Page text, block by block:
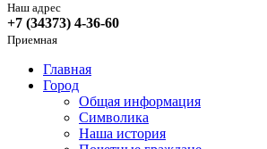
Наш адрес
+7 (34373) 4-36-60
Приемная
Главная
Город
Общая информация
Символика
Наша история